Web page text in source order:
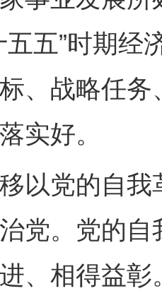
五五”时期
、战略任
实好。
党的自我
党。党的
、相得益